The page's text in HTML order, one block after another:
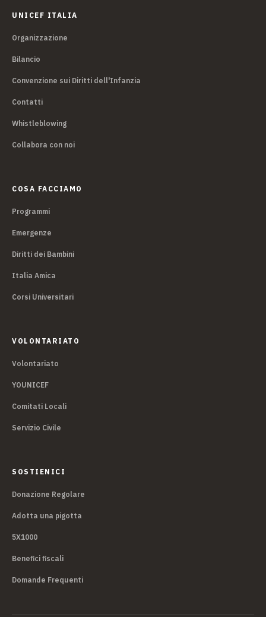
UNICEF ITALIA
Organizzazione
Bilancio
Convenzione sui Diritti dell'Infanzia
Contatti
Whistleblowing
Collabora con noi
COSA FACCIAMO
Programmi
Emergenze
Diritti dei Bambini
Italia Amica
Corsi Universitari
VOLONTARIATO
Volontariato
YOUNICEF
Comitati Locali
Servizio Civile
SOSTIENICI
Donazione Regolare
Adotta una pigotta
5X1000
Benefici fiscali
Domande Frequenti